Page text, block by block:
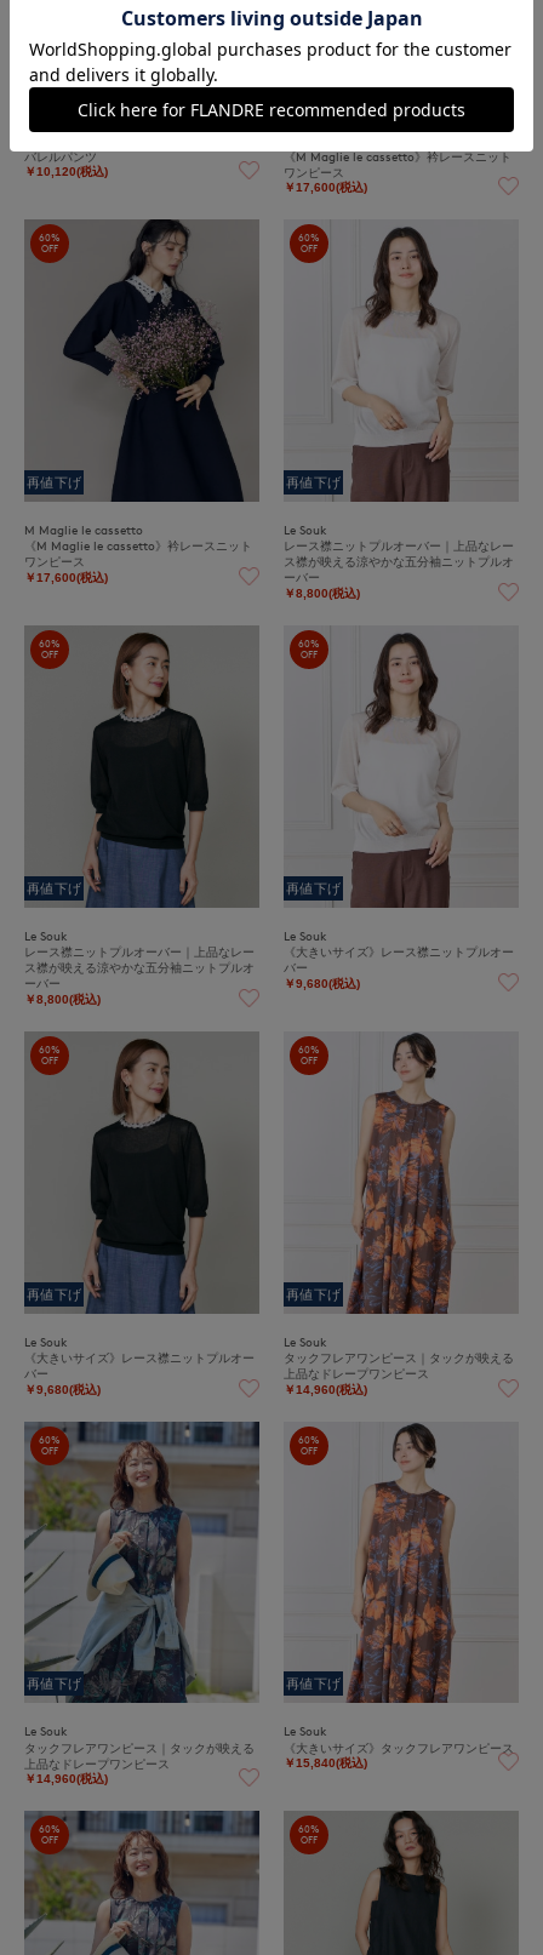
再値下げ
バレルパンツ
￥10,120(税込)
再値下げ
《M Maglie le cassetto》衿レースニット
ワンピース
￥17,600(税込)
60%
OFF
再値下げ
M Maglie le cassetto
《M Maglie le cassetto》衿レースニット
ワンピース
￥17,600(税込)
60%
OFF
再値下げ
Le Souk
レース襟ニットプルオーバー｜上品なレー
ス襟が映える涼やかな五分袖ニットプルオ
ーバー
￥8,800(税込)
60%
OFF
再値下げ
Le Souk
レース襟ニットプルオーバー｜上品なレー
ス襟が映える涼やかな五分袖ニットプルオ
ーバー
￥8,800(税込)
60%
OFF
再値下げ
Le Souk
《大きいサイズ》レース襟ニットプルオー
バー
￥9,680(税込)
60%
OFF
再値下げ
Le Souk
《大きいサイズ》レース襟ニットプルオー
バー
￥9,680(税込)
60%
OFF
再値下げ
Le Souk
タックフレアワンピース｜タックが映える
上品なドレープワンピース
￥14,960(税込)
60%
OFF
再値下げ
Le Souk
タックフレアワンピース｜タックが映える
上品なドレープワンピース
￥14,960(税込)
60%
OFF
再値下げ
Le Souk
《大きいサイズ》タックフレアワンピース
￥15,840(税込)
60%
OFF
60%
OFF